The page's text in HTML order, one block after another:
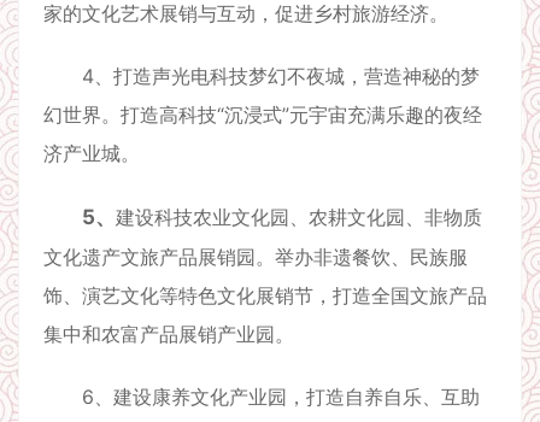
家的文化艺术展销与互动，促进乡村旅游经济。
4、打造声光电科技梦幻不夜城，营造神秘的梦
幻世界。打造高科技“沉浸式”元宇宙充满乐趣的夜经
济产业城。
5、 建设科技农业文化园、农耕文化园、非物质
文化遗产文旅产品展销园。举办非遗餐饮、民族服
饰、演艺文化等特色文化展销节，打造全国文旅产品
集中和农富产品展销产业园。
6、建设康养文化产业园，打造自养自乐、互助